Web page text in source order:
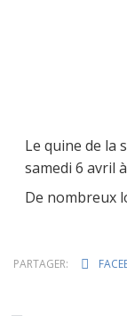
Le quine de la
samedi 6 avril
De nombreux
PARTAGER: